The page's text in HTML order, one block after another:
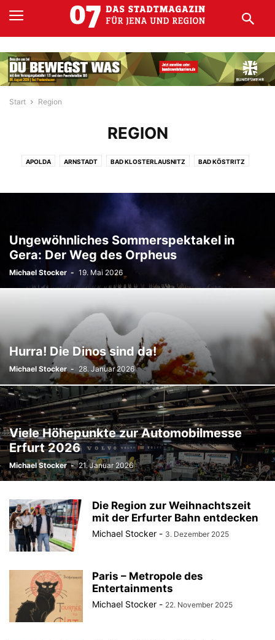
Start Region
REGION
APOLDA ARNSTADT BAD KLOSTERLAUSNITZ BAD KÖSTRITZ
MEININGEN RONNEBURG RUDOLSTADT SÖMMERDA STADTRODA
WEIMAR
Ungewöhnliches Sommerspektakel in
Gera: Der Weg des Orpheus
Michael Stocker - 19. Mai 2026
Hurra! Die Dinos sind da!
Michael Stocker - 28. Januar 2026
Viele Höhepunkte zur Automobilmesse
Erfurt 2026
Michael Stocker - 21. Januar 2026
Die Region zur Weihnachtszeit
mit der Erfurter Bahn entdecken
Michael Stocker - 3. Dezember 2025
Paris – Metropole des
Entertainments
Michael Stocker - 22. November 2025